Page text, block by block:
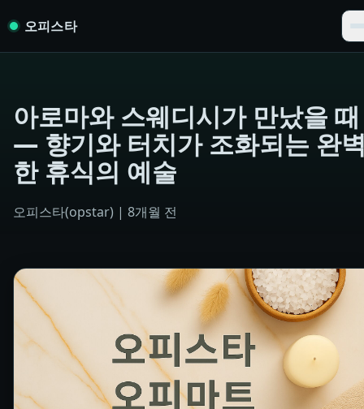
오피스타
아로마와 스웨디시가 만났을 때
― 향기와 터치가 조화되는 완
한 휴식의 예술
오피스타(opstar) | 8개월 전